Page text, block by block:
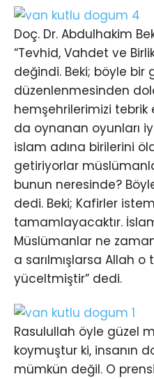
Doç. Dr. Abdulhakim
“Tevhid, Vahdet ve
değindi. Beki; böyle bir
düzenlenmesinden
hemşehrilerimizi
da oynanan oyunları
islam adına birilerini
getiriyorlar
bunun neresinde?
dedi. Beki; Kafirler
tamamlayacaktır.
Müslümanlar ne
a sarılmışlarsa Allah
yüceltmiştir” dedi.
Rasulullah öyle güzel
koymuştur ki, insanın
mümkün değil. O